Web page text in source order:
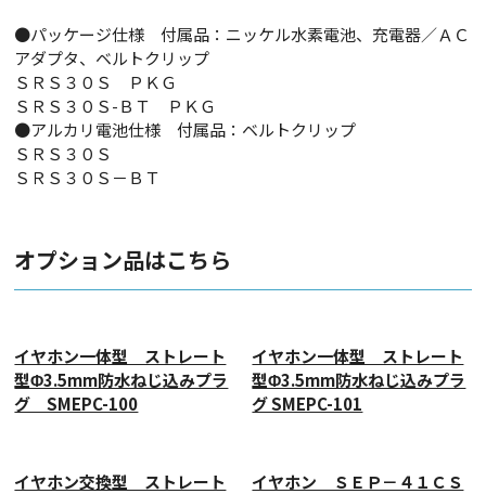
●パッケージ仕様 付属品：ニッケル水素電池、充電器／ＡＣ
アダプタ、ベルトクリップ
ＳＲＳ３０Ｓ ＰＫＧ
ＳＲＳ３０Ｓ-ＢＴ ＰＫＧ
●アルカリ電池仕様 付属品：ベルトクリップ
ＳＲＳ３０Ｓ
ＳＲＳ３０Ｓ－ＢＴ
オプション品はこちら
イヤホン一体型 ストレート
型Φ3.5mm防水ねじ込みプラ
グ SMEPC-100
イヤホン一体型 ストレート
型Φ3.5mm防水ねじ込みプラ
グ SMEPC-101
イヤホン交換型 ストレート イヤホン ＳＥＰ－４１ＣＳ